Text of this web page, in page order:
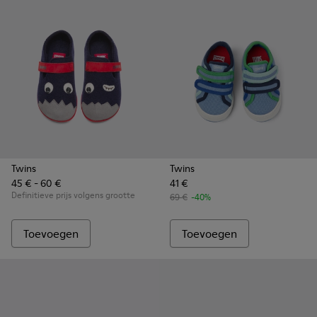
Twins
45 € - 60 €
Definitieve prijs volgens grootte
Toevoegen
Twins
41 €
69 € -40%
Toevoegen